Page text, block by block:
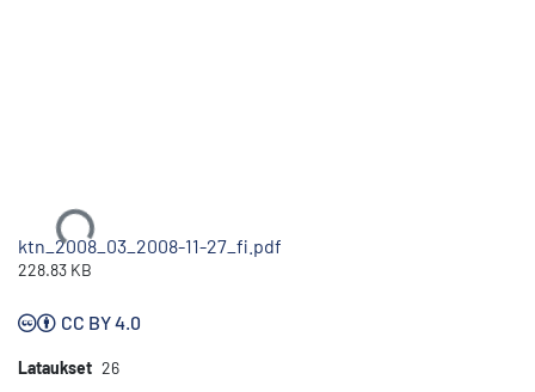
Ladataan...
ktn_2008_03_2008-11-27_fi.pdf
228.83 KB
CC BY 4.0
Lataukset 26